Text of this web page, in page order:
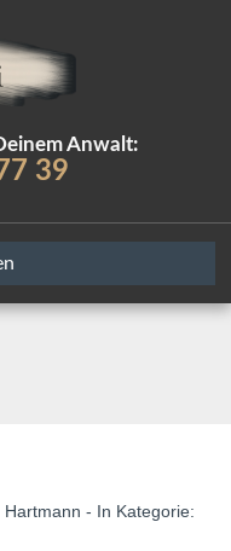
Anwalt:
39
Hartmann - In Kategorie: